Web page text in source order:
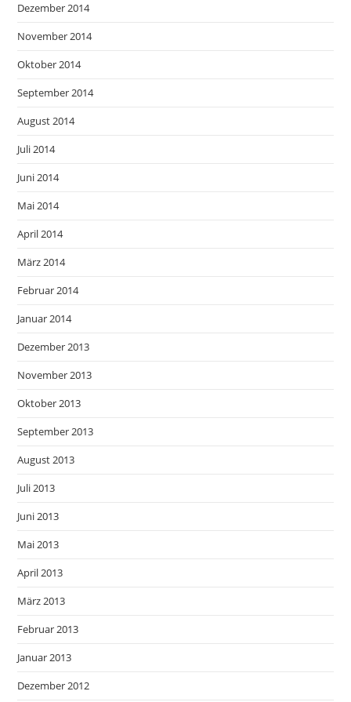
Dezember 2014
November 2014
Oktober 2014
September 2014
August 2014
Juli 2014
Juni 2014
Mai 2014
April 2014
März 2014
Februar 2014
Januar 2014
Dezember 2013
November 2013
Oktober 2013
September 2013
August 2013
Juli 2013
Juni 2013
Mai 2013
April 2013
März 2013
Februar 2013
Januar 2013
Dezember 2012